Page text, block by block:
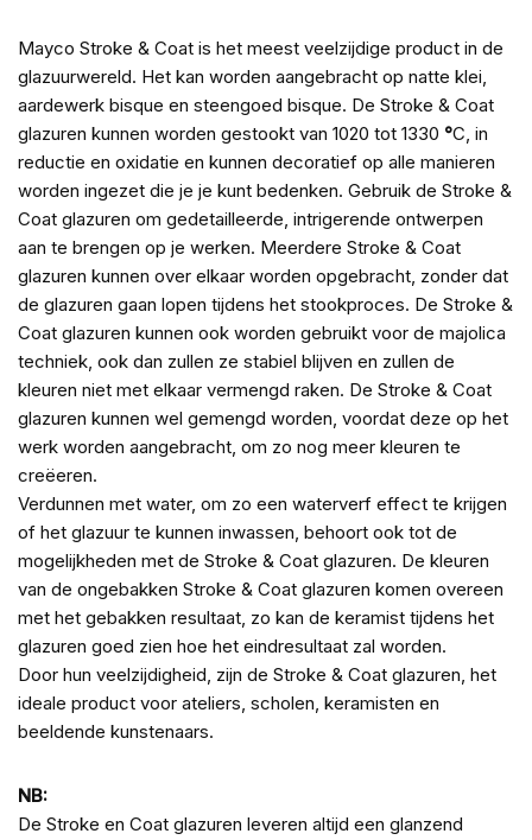
Mayco Stroke & Coat is het meest veelzijdige product in de
glazuurwereld. Het kan worden aangebracht op natte klei,
aardewerk bisque en steengoed bisque. De Stroke & Coat
glazuren kunnen worden gestookt van 1020 tot 1330 °C, in
reductie en oxidatie en kunnen decoratief op alle manieren
worden ingezet die je je kunt bedenken. Gebruik de Stroke &
Coat glazuren om gedetailleerde, intrigerende ontwerpen
aan te brengen op je werken. Meerdere Stroke & Coat
glazuren kunnen over elkaar worden opgebracht, zonder dat
de glazuren gaan lopen tijdens het stookproces. De Stroke &
Coat glazuren kunnen ook worden gebruikt voor de majolica
techniek, ook dan zullen ze stabiel blijven en zullen de
kleuren niet met elkaar vermengd raken. De Stroke & Coat
glazuren kunnen wel gemengd worden, voordat deze op het
werk worden aangebracht, om zo nog meer kleuren te
creëeren.
Verdunnen met water, om zo een waterverf effect te krijgen
of het glazuur te kunnen inwassen, behoort ook tot de
mogelijkheden met de Stroke & Coat glazuren. De kleuren
van de ongebakken Stroke & Coat glazuren komen overeen
met het gebakken resultaat, zo kan de keramist tijdens het
glazuren goed zien hoe het eindresultaat zal worden.
Door hun veelzijdigheid, zijn de Stroke & Coat glazuren, het
ideale product voor ateliers, scholen, keramisten en
beeldende kunstenaars.
NB:
De Stroke en Coat glazuren leveren altijd een glanzend